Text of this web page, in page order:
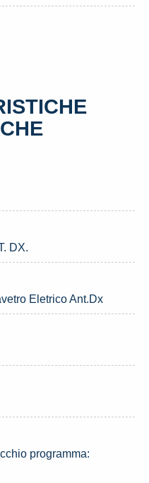
DX.
Eletrico Ant.Dx
programma: